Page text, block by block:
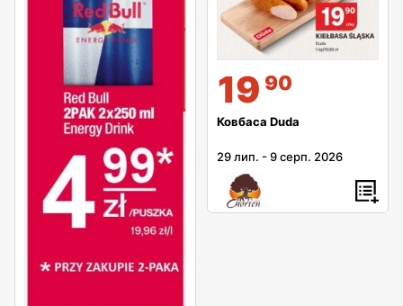
19 90
Ковбаса Duda
29 лип. -9 серп. 2026